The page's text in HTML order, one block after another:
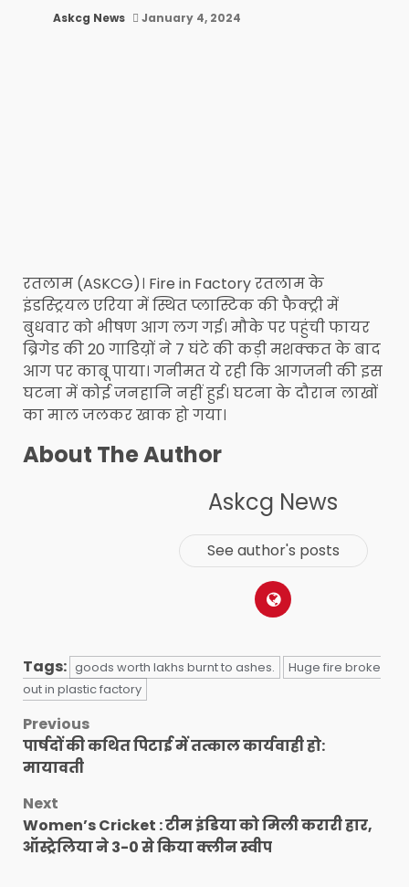
Askcg News January 4, 2024
रतलाम (ASKCG)। Fire in Factory रतलाम के
इंडस्ट्रियल एरिया में स्थित प्लास्टिक की फैक्ट्री में
बुधवार को भीषण आग लग गई। मौके पर पहुंची फायर
ब्रिगेड की 20 गाडिय़ों ने 7 घंटे की कड़ी मशक्कत के बाद
आग पर काबू पाया। गनीमत ये रही कि आगजनी की इस
घटना में कोई जनहानि नहीं हुई। घटना के दौरान लाखों
का माल जलकर खाक हो गया।
About The Author
Askcg News
See author's posts
Tags: goods worth lakhs burnt to ashes.
Huge fire broke
out in plastic factory
Post
navigation
Previous
पार्षदों की कथित पिटाई में तत्काल कार्यवाही हो:
मायावती
Next
Women’s Cricket : टीम इंडिया को मिली करारी हार,
ऑस्ट्रेलिया ने 3-0 से किया क्लीन स्वीप